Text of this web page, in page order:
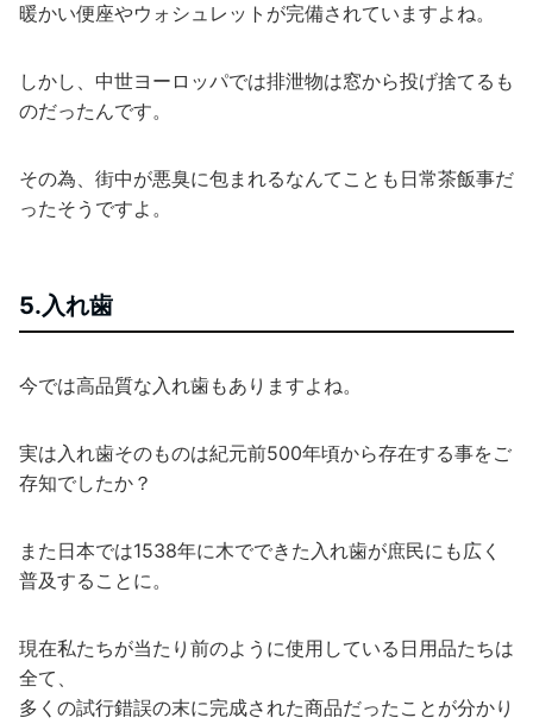
暖かい便座やウォシュレットが完備されていますよね。
しかし、中世ヨーロッパでは排泄物は窓から投げ捨てるも
のだったんです。
その為、街中が悪臭に包まれるなんてことも日常茶飯事だ
ったそうですよ。
5.入れ歯
今では高品質な入れ歯もありますよね。
実は入れ歯そのものは紀元前500年頃から存在する事をご
存知でしたか？
また日本では1538年に木でできた入れ歯が庶民にも広く
普及することに。
現在私たちが当たり前のように使用している日用品たちは
全て、
多くの試行錯誤の末に完成された商品だったことが分かり